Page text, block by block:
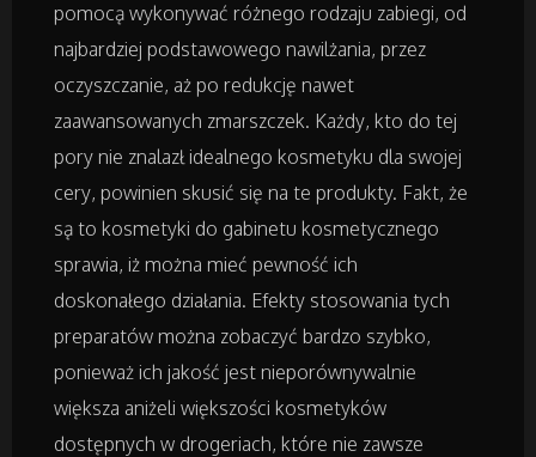
Tłumaczenia
Książki, Czasopisma
Handel Online
Biżuteria
Dla Dzieci
Meble
Wyposażenie Wnętrz
pomocą wykonywać różnego rodzaju zabiegi, od
najbardziej podstawowego nawilżania, przez
oczyszczanie, aż po redukcję nawet
zaawansowanych zmarszczek. Każdy, kto do tej
pory nie znalazł idealnego kosmetyku dla swojej
cery, powinien skusić się na te produkty. Fakt, że
są to kosmetyki do gabinetu kosmetycznego
sprawia, iż można mieć pewność ich
doskonałego działania. Efekty stosowania tych
preparatów można zobaczyć bardzo szybko,
ponieważ ich jakość jest nieporównywalnie
większa aniżeli większości kosmetyków
dostępnych w drogeriach, które nie zawsze